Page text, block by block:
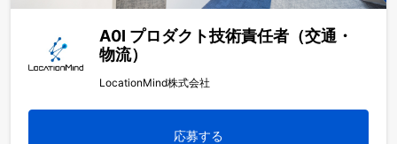
A0I プロダクト技術責任者（交通・
物流）
LocationMind株式会社
応募する